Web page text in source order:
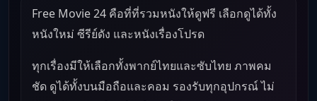
Free Movie 24 คือที่ที่รวมหนังให้ดูฟรี เลือกดูได้ทั้ง
หนังใหม่ ซีรีย์ดัง และหนังเรื่องโปรด
ทุกเรื่องมีให้เลือกทั้งพากย์ไทยและซับไทย ภาพคม
ชัด ดูได้ทั้งบนมือถือและคอม รองรับทุกอุปกรณ์ ไม่